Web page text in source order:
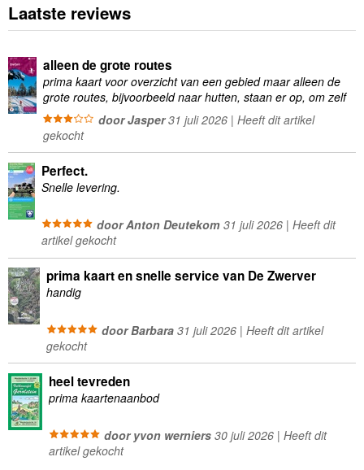
Laatste reviews
alleen de grote routes
prima kaart voor overzicht van een gebied maar alleen de
grote routes, bijvoorbeeld naar hutten, staan er op, om zelf
wandelingen te plannen minder geschikt
door Jasper31 juli 2026 | Heeft dit artikel
gekocht
Perfect.
Snelle levering.
door Anton Deutekom31 juli 2026 | Heeft dit
artikel gekocht
prima kaart en snelle service van De Zwerver
handig
door Barbara31 juli 2026 | Heeft dit artikel
gekocht
heel tevreden
prima kaartenaanbod
door yvon werniers30 juli 2026 | Heeft dit
artikel gekocht